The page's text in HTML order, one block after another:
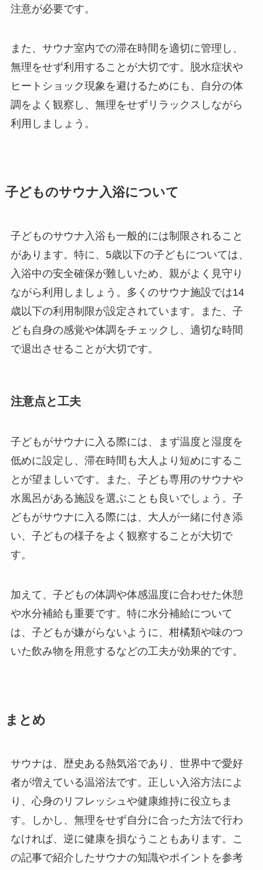
注意が必要です。
また、サウナ室内での滞在時間を適切に管理し、
無理をせず利用することが大切です。脱水症状や
ヒートショック現象を避けるためにも、自分の体
調をよく観察し、無理をせずリラックスしながら
利用しましょう。
子どものサウナ入浴について
子どものサウナ入浴も一般的には制限されること
があります。特に、5歳以下の子どもについては、
入浴中の安全確保が難しいため、親がよく見守り
ながら利用しましょう。多くのサウナ施設では14
歳以下の利用制限が設定されています。また、子
ども自身の感覚や体調をチェックし、適切な時間
で退出させることが大切です。
注意点と工夫
子どもがサウナに入る際には、まず温度と湿度を
低めに設定し、滞在時間も大人より短めにするこ
とが望ましいです。また、子ども専用のサウナや
水風呂がある施設を選ぶことも良いでしょう。子
どもがサウナに入る際には、大人が一緒に付き添
い、子どもの様子をよく観察することが大切で
す。
加えて、子どもの体調や体感温度に合わせた休憩
や水分補給も重要です。特に水分補給について
は、子どもが嫌がらないように、柑橘類や味のつ
いた飲み物を用意するなどの工夫が効果的です。
まとめ
サウナは、歴史ある熱気浴であり、世界中で愛好
者が増えている温浴法です。正しい入浴方法によ
り、心身のリフレッシュや健康維持に役立ちま
す。しかし、無理をせず自分に合った方法で行わ
なければ、逆に健康を損なうこともあります。こ
の記事で紹介したサウナの知識やポイントを参考